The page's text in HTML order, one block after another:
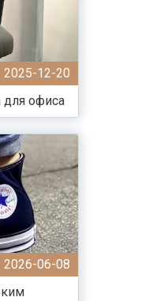
2025-12-20
офиса
2026-06-08